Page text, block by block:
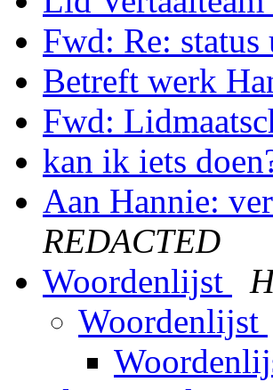
Fwd: Re: status
Betreft werk
Fwd:
kan ik iets
Aan Hannie:
REDACTED
Woordenlijst
Woordenlijst